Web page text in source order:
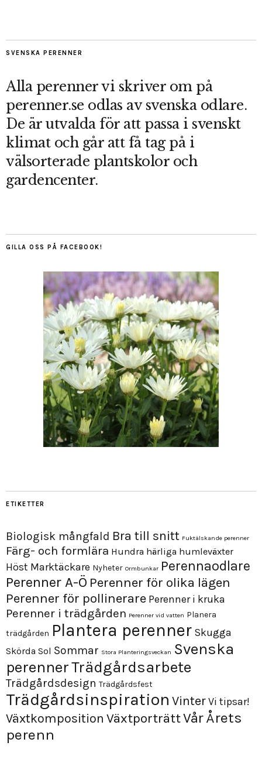
SVENSKA PERENNER
Alla perenner vi skriver om på
perenner.se odlas av svenska odlare.
De är utvalda för att passa i svenskt
klimat och går att få tag på i
välsorterade plantskolor och
gardencenter.
GILLA OSS PÅ FACEBOOK!
ETIKETTER
Biologisk mångfald Bra till snitt Fuktälskande perenner
Färg- och formlära Hundra härliga humleväxter
Höst Marktäckare Nyheter Ormbunkar Perennaodlare
Perenner A-Ö Perenner för olika lägen
Perenner för pollinerare Perenner i kruka
Perenner i trädgården Perenner vid vatten Planera
trädgården Plantera perenner Skugga
Skörda Sol Sommar Stora Planteringsveckan Svenska
perennerTrädgårdsarbete
Trädgårdsdesign Trädgårdsfest
Trädgårdsinspiration VinterVi tipsar!
Växtkomposition VäxtporträttVårÅrets
perenn